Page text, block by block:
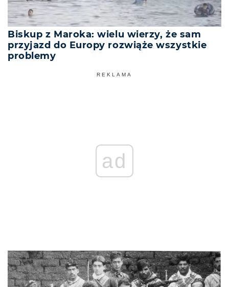
Biskup z Maroka: wielu wierzy, że sam
przyjazd do Europy rozwiąże wszystkie
problemy
REKLAMA
ad